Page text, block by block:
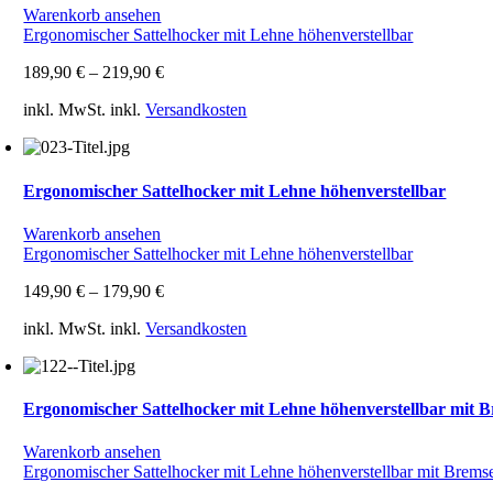
Warenkorb ansehen
Ergonomischer Sattelhocker mit Lehne höhenverstellbar
189,90€ – 219,90€
inkl. MwSt. inkl.Versandkosten
Ergonomischer Sattelhocker mit Lehne höhenverstellbar
Warenkorb ansehen
Ergonomischer Sattelhocker mit Lehne höhenverstellbar
149,90€ – 179,90€
inkl. MwSt. inkl.Versandkosten
Ergonomischer Sattelhocker mit Lehne höhenverstellbar mit
Warenkorb ansehen
Ergonomischer Sattelhocker mit Lehne höhenverstellbar mit